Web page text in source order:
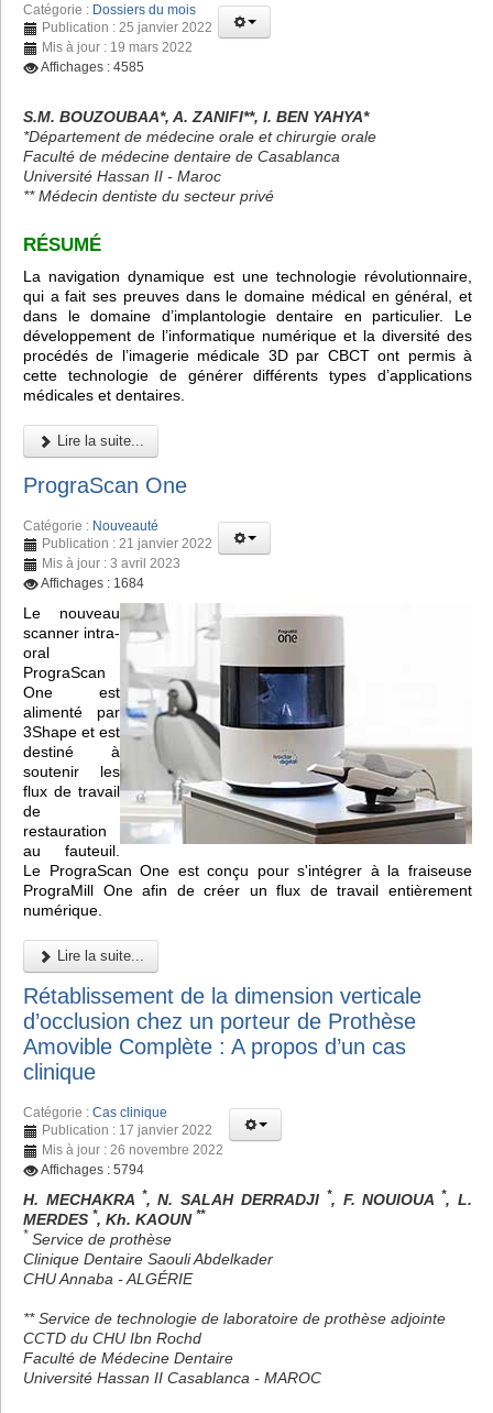
Catégorie : Dossiers du mois
Publication : 25 janvier 2022
Mis à jour : 19 mars 2022
Affichages : 4585
S.M. BOUZOUBAA*, A. ZANIFI**, I. BEN YAHYA*
*Département de médecine orale et chirurgie orale
Faculté de médecine dentaire de Casablanca
Université Hassan II - Maroc
** Médecin dentiste du secteur privé
RÉSUMÉ
La navigation dynamique est une technologie révolutionnaire,
qui a fait ses preuves dans le domaine médical en général, et
dans le domaine d’implantologie dentaire en particulier. Le
développement de l’informatique numérique et la diversité des
procédés de l’imagerie médicale 3D par CBCT ont permis à
cette technologie de générer différents types d’applications
médicales et dentaires.
Lire la suite...
PrograScan One
Catégorie : Nouveauté
Publication : 21 janvier 2022
Mis à jour : 3 avril 2023
Affichages : 1684
Le nouveau
scanner intra-
oral
PrograScan
One est
alimenté par
3Shape et est
destiné à
soutenir les
flux de travail
de
restauration
au fauteuil.
Le PrograScan One est conçu pour s'intégrer à la fraiseuse
PrograMill One afin de créer un flux de travail entièrement
numérique.
Lire la suite...
Rétablissement de la dimension verticale
d’occlusion chez un porteur de Prothèse
Amovible Complète : A propos d’un cas
clinique
Catégorie : Cas clinique
Publication : 17 janvier 2022
Mis à jour : 26 novembre 2022
Affichages : 5794
H. MECHAKRA *, N. SALAH DERRADJI *, F. NOUIOUA *, L.
MERDES *, Kh. KAOUN **
* Service de prothèse
Clinique Dentaire Saouli Abdelkader
CHU Annaba - ALGÉRIE
** Service de technologie de laboratoire de prothèse adjointe
CCTD du CHU Ibn Rochd
Faculté de Médecine Dentaire
Université Hassan II Casablanca - MAROC